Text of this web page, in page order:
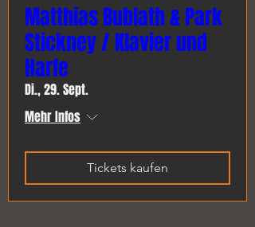
Matthias Bublath & Park
Stickney / Klavier und
Harfe
Di., 29. Sept.
Mehr Infos
Tickets kaufen